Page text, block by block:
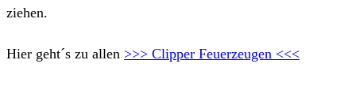
ziehen.
Hier geht´s zu allen >>> Clipper Feuerzeugen <<<